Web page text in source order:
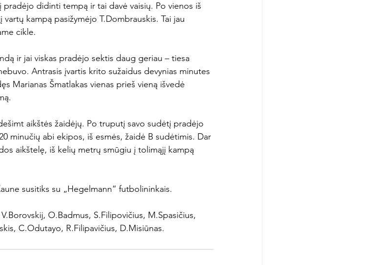
didinti tempą ir tai davė vaisių. Po vienos iš
kampą pasižymėjo T.Dombrauskis. Tai jau
cikle.
ir jai viskas pradėjo sektis daug geriau – tiesa
Antrasis įvartis krito sužaidus devynias minutes
Marianas Šmatlakas vienas prieš vieną išvedė
aikštės žaidėjų. Po truputį savo sudėtį pradėjo
minučių abi ekipos, iš esmės, žaidė B sudėtimis. Dar
aikštelę, iš kelių metrų smūgiu į tolimąjį kampą
susitiks su „Hegelmann“ futbolininkais.
O.Badmus, S.Filipovičius, M.Spasičius,
C.Odutayo, R.Filipavičius, D.Misiūnas.